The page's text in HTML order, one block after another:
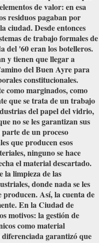
de valor: en esa
residuos pagaban por
ciudad. Desde entonces
de trabajo formales de
del '60 eran los botelleros.
y tienen que llegar a
del Buen Ayre para
constitucionales.
como marginados, como
que se trata de un trabajo
del papel del vidrio,
no se les garantizan sus
de un proceso
que producen esos
ninguno se hace
el material descartado.
la limpieza de las
donde nada se les
producen. Así, la cuenta de
En la Ciudad de
motivos: la gestión de
como material
garantizó que